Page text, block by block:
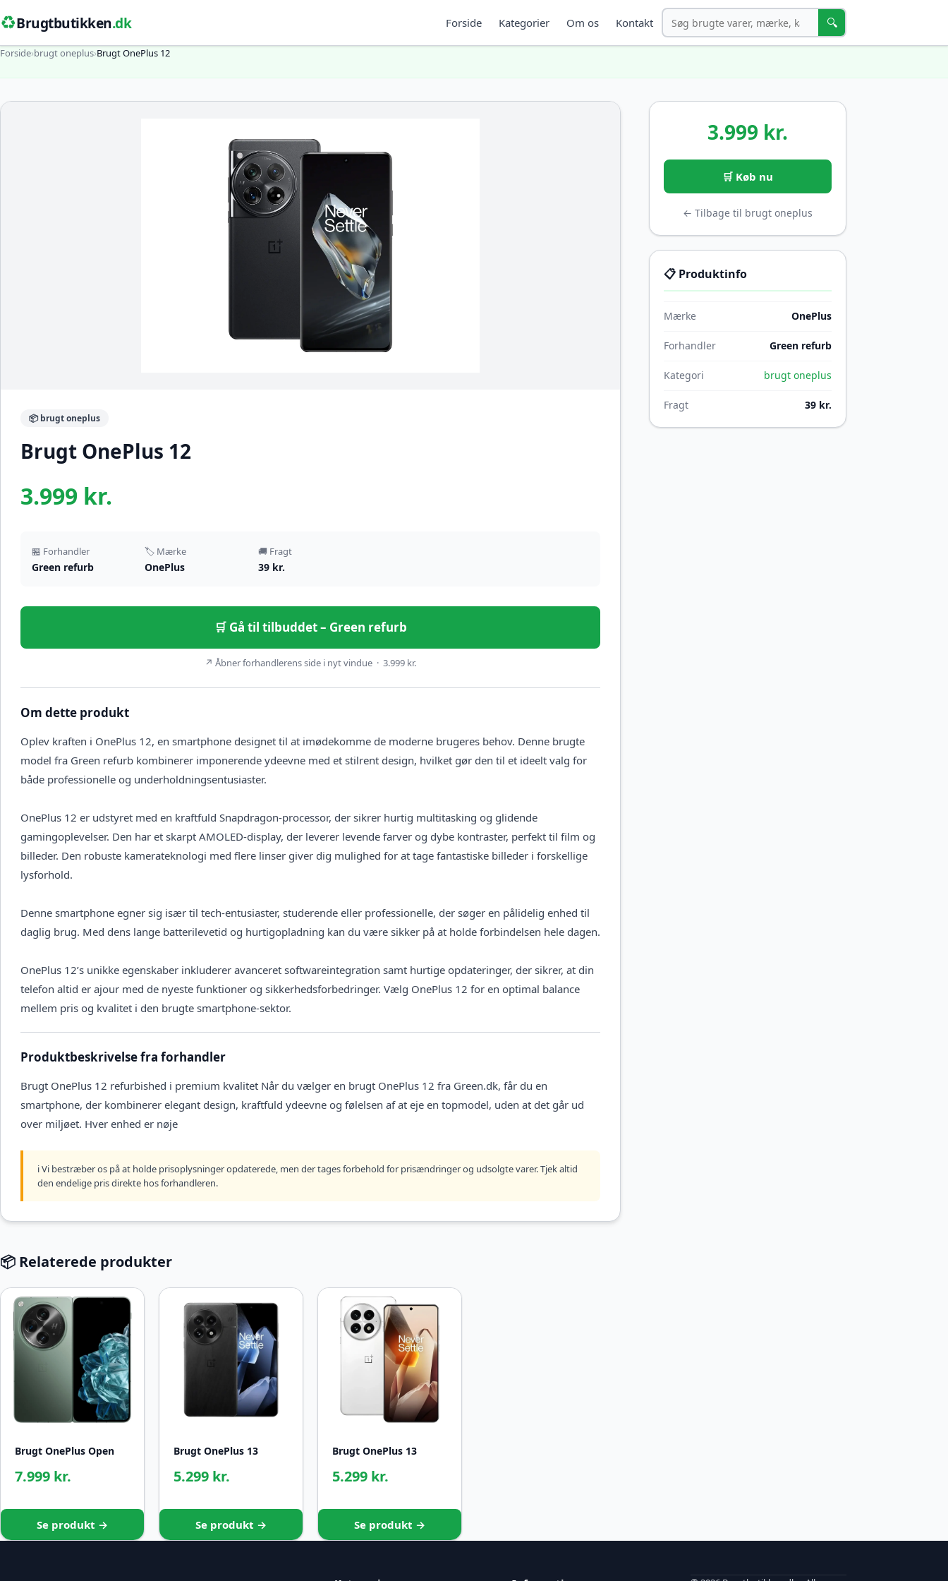
♻️Brugtbutikken.dk Forside Kategorier Om os Kontakt Søg 🔍
Forside›brugt oneplus›Brugt OnePlus 12
📦 brugt oneplus
Brugt OnePlus 12
3.999 kr.
🏪 Forhandler
Green refurb
🏷️ Mærke
OnePlus
🚚 Fragt
39 kr.
🛒 Gå til tilbuddet – Green refurb
↗ Åbner forhandlerens side i nyt vindue · 3.999 kr.
Om dette produkt
Oplev kraften i OnePlus 12, en smartphone designet til at imødekomme de moderne brugeres behov. Denne brugte
model fra Green refurb kombinerer imponerende ydeevne med et stilrent design, hvilket gør den til et ideelt valg for
både professionelle og underholdningsentusiaster.
OnePlus 12 er udstyret med en kraftfuld Snapdragon-processor, der sikrer hurtig multitasking og glidende
gamingoplevelser. Den har et skarpt AMOLED-display, der leverer levende farver og dybe kontraster, perfekt til film og
billeder. Den robuste kamerateknologi med flere linser giver dig mulighed for at tage fantastiske billeder i forskellige
lysforhold.
Denne smartphone egner sig især til tech-entusiaster, studerende eller professionelle, der søger en pålidelig enhed til
daglig brug. Med dens lange batterilevetid og hurtigopladning kan du være sikker på at holde forbindelsen hele dagen.
OnePlus 12’s unikke egenskaber inkluderer avanceret softwareintegration samt hurtige opdateringer, der sikrer, at din
telefon altid er ajour med de nyeste funktioner og sikkerhedsforbedringer. Vælg OnePlus 12 for en optimal balance
mellem pris og kvalitet i den brugte smartphone-sektor.
Produktbeskrivelse fra forhandler
Brugt OnePlus 12 refurbished i premium kvalitet Når du vælger en brugt OnePlus 12 fra Green.dk, får du en
smartphone, der kombinerer elegant design, kraftfuld ydeevne og følelsen af at eje en topmodel, uden at det går ud
over miljøet. Hver enhed er nøje
ℹ️ Vi bestræber os på at holde prisoplysninger opdaterede, men der tages forbehold for prisændringer og udsolgte varer. Tjek altid
den endelige pris direkte hos forhandleren.
📦 Relaterede produkter
Brugt OnePlus Open
7.999 kr.
Se produkt →
Brugt OnePlus 13
5.299 kr.
Se produkt →
Brugt OnePlus 13
5.299 kr.
Se produkt →
3.999 kr.
🛒 Køb nu
← Tilbage til brugt oneplus
📋 Produktinfo
Mærke OnePlus
Forhandler Green refurb
Kategori brugt oneplus
Fragt 39 kr.